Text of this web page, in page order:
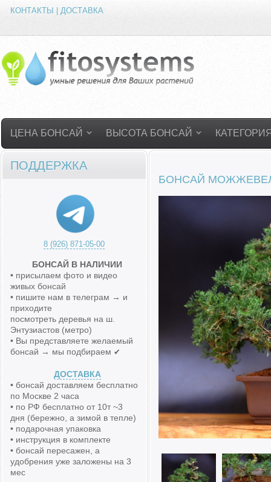
КОНТАКТЫ | ДОСТАВКА
ЦЕНА БОНСАЙ ВЫСОТА БОНСАЙ
БОНСАЙ
ПОДДЕРЖКА
8 (926) 871-05-00
БОНСАЙ В НАЛИЧИИ
• присылаем фото и видео
живых бонсай
• пишите нам в телеграм → и
приходите
посмотреть деревья на ш.
Энтузиастов (метро)
• Вы представляете желаемый
бонсай → мы подбираем ✔
ДОСТАВКА
• бонсай доставляем бесплатно
по Москве 2 часа
• по РФ бесплатно от 10т ~3
дня (бережно, а зимой в тепле)
• подарочная упаковка
• инструкция в комплекте
• бонсай пересажен, а
удобрения уже заложены на 3
мес